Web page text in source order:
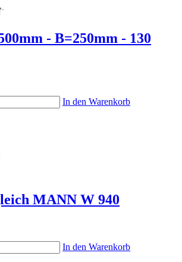
- B=250mm - 130
In den Warenkorb
MANN W 940
In den Warenkorb